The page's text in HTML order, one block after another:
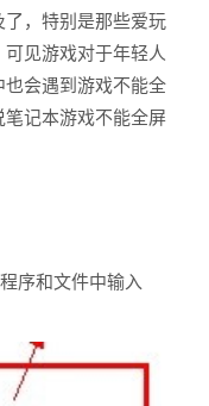
，特别是那些爱玩
见游戏对于年轻人
会遇到游戏不能全
记本游戏不能全屏
序和文件中输入